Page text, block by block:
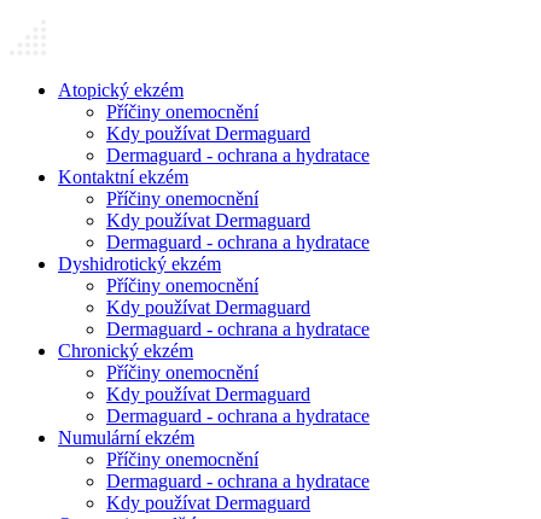
Atopický ekzém
Příčiny onemocnění
Kdy používat Dermaguard
Dermaguard - ochrana a hydratace
Kontaktní ekzém
Příčiny onemocnění
Kdy používat Dermaguard
Dermaguard - ochrana a hydratace
Dyshidrotický ekzém
Příčiny onemocnění
Kdy používat Dermaguard
Dermaguard - ochrana a hydratace
Chronický ekzém
Příčiny onemocnění
Kdy používat Dermaguard
Dermaguard - ochrana a hydratace
Numulární ekzém
Příčiny onemocnění
Dermaguard - ochrana a hydratace
Kdy používat Dermaguard